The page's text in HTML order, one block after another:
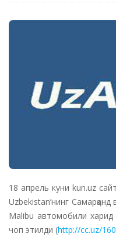
18 апрель куни kun.uz
Uzbekistan’нинг
Malibu автомобили харид
чоп этилди (http://cc.uz/